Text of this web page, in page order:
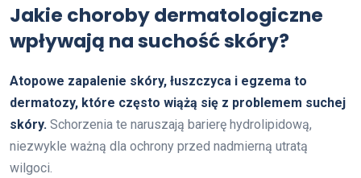
Jakie choroby dermatologiczne
wpływają na suchość skóry?
Atopowe zapalenie skóry, łuszczyca i egzema to
dermatozy, które często wiążą się z problemem suchej
skóry. Schorzenia te naruszają barierę hydrolipidową,
niezwykle ważną dla ochrony przed nadmierną utratą
wilgoci.